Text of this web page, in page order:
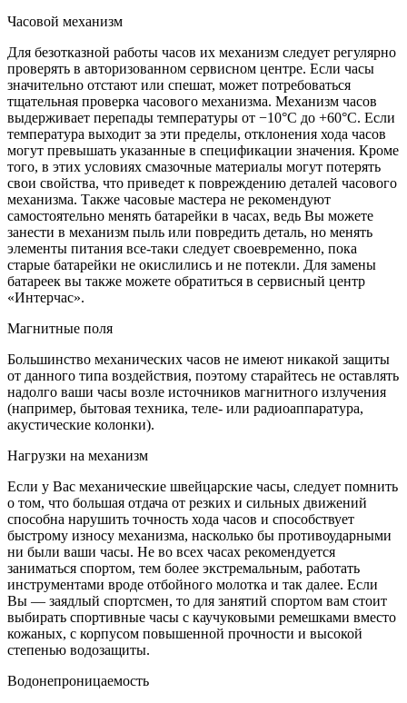
Часовой механизм
Для безотказной работы часов их механизм следует регулярно
проверять в авторизованном сервисном центре. Если часы
значительно отстают или спешат, может потребоваться
тщательная проверка часового механизма. Механизм часов
выдерживает перепады температуры от −10°C до +60°C. Если
температура выходит за эти пределы, отклонения хода часов
могут превышать указанные в спецификации значения. Кроме
того, в этих условиях смазочные материалы могут потерять
свои свойства, что приведет к повреждению деталей часового
механизма. Также часовые мастера не рекомендуют
самостоятельно менять батарейки в часах, ведь Вы можете
занести в механизм пыль или повредить деталь, но менять
элементы питания все-таки следует своевременно, пока
старые батарейки не окислились и не потекли. Для замены
батареек вы также можете обратиться в сервисный центр
«Интерчас».
Магнитные поля
Большинство механических часов не имеют никакой защиты
от данного типа воздействия, поэтому старайтесь не оставлять
надолго ваши часы возле источников магнитного излучения
(например, бытовая техника, теле- или радиоаппаратура,
акустические колонки).
Нагрузки на механизм
Если у Вас механические швейцарские часы, следует помнить
о том, что большая отдача от резких и сильных движений
способна нарушить точность хода часов и способствует
быстрому износу механизма, насколько бы противоударными
ни были ваши часы. Не во всех часах рекомендуется
заниматься спортом, тем более экстремальным, работать
инструментами вроде отбойного молотка и так далее. Если
Вы — заядлый спортсмен, то для занятий спортом вам стоит
выбирать спортивные часы с каучуковыми ремешками вместо
кожаных, с корпусом повышенной прочности и высокой
степенью водозащиты.
Водонепроницаемость